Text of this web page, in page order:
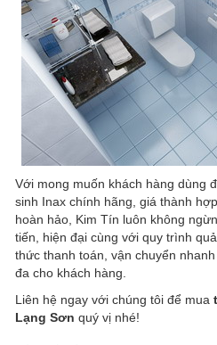
Với mong muốn khách hàng dùng
sinh Inax chính hãng, giá thành
hoàn hảo, Kim Tín luôn không
tiến, hiện đại cùng với quy trình
thức thanh toán, vận chuyển
đa cho khách hàng.
Liên hệ ngay với chúng tôi để mua
Lạng Sơn quý vị nhé!